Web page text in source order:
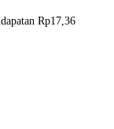
Rp17,36